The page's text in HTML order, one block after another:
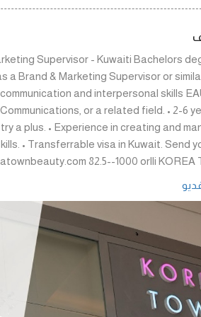
Supervisor - Kuwaiti Bachelors
Brand & Marketing Supervisor or
and interpersonal skills
or a related field. • 2-6
a plus. • Experience in creating and
• Transferrable visa in Kuwait. Send
82.5--1000 orlli KOREA